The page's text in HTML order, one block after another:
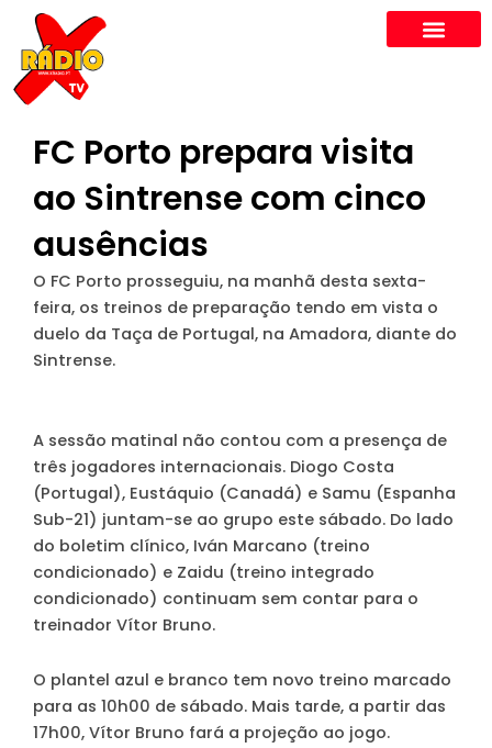
content
FC Porto prepara visita
ao Sintrense com cinco
ausências
O FC Porto prosseguiu, na manhã desta sexta-
feira, os treinos de preparação tendo em vista o
duelo da Taça de Portugal, na Amadora, diante do
Sintrense.
A sessão matinal não contou com a presença de
três jogadores internacionais. Diogo Costa
(Portugal), Eustáquio (Canadá) e Samu (Espanha
Sub-21) juntam-se ao grupo este sábado. Do lado
do boletim clínico, Iván Marcano (treino
condicionado) e Zaidu (treino integrado
condicionado) continuam sem contar para o
treinador Vítor Bruno.
O plantel azul e branco tem novo treino marcado
para as 10h00 de sábado. Mais tarde, a partir das
17h00, Vítor Bruno fará a projeção ao jogo.